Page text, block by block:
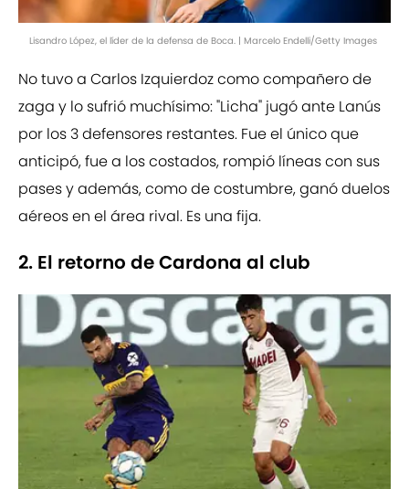
Lisandro López, el líder de la defensa de Boca. | Marcelo Endelli/Getty Images
No tuvo a Carlos Izquierdoz como compañero de
zaga y lo sufrió muchísimo: "Licha" jugó ante Lanús
por los 3 defensores restantes. Fue el único que
anticipó, fue a los costados, rompió líneas con sus
pases y además, como de costumbre, ganó duelos
aéreos en el área rival. Es una fija.
2. El retorno de Cardona al club